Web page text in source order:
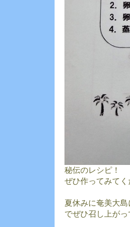
秘伝のレシピ！
ぜひ作ってみてく
夏休みに奄美大
でぜひ召し上がっ